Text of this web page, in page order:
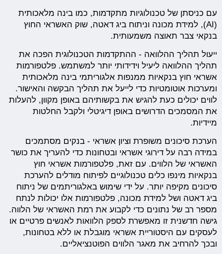
עם כניסתן של טכנולוגיות מתקדמות, כמו בינה מלאכותית
(AI), למידת מכונה וניתוח ביג דאטה, שוק האשראי החוץ
בנקאי צבר תאוצה משמעותית.
ייעול תהליך ההלוואה - ההתקדמות הטכנולוגית הפכה את
תהליך ההלוואה ליעיל וידידותי יותר למשתמש. פלטפורמות
אשראי חוץ בנקאיות ממנפות אלגוריתמי בינה מלאכותית
ומערכות אוטומטיות כדי לייעל את תהליך הבקשה והאישור.
לווים יכולים כעת להגיש את בקשותיהם באופן מקוון, להעלות
את המסמכים הדרושים באופן דיגיטלי ולקבל החלטות
מיידיות.
הערכת סיכונים משופרת וציון אשראי - בנקים מסתמכים
במידה רבה על דירוגי אשראי ובטחונות כדי להעריך את כושר
האשראי של הלווים. עם זאת, פלטפורמות אשראי חוץ
בנקאיות מינפו כלים טכנולוגיים לפיתוח מודלים להערכת
סיכונים מקיפה יותר. על ידי שימוש באלגוריתמים של ניתוח
ביג דאטה ושל למידת מכונה, פלטפורמות אלו יכולות לנתח
מספר רב של נתונים כדי לקבוע את רמת האשראי של הלווה.
גישה חדשנית זו מאפשרת לספק הלוואות לאנשים פרטיים או
לעסקים עם היסטוריית אשראי מוגבלת או ללא בטחונות,
ובכך להרחיב את מאגר הלווים הפוטנציאליים.